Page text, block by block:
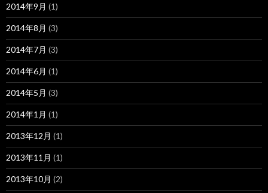
2014年9月 (1)
2014年8月 (3)
2014年7月 (3)
2014年6月 (1)
2014年5月 (3)
2014年1月 (1)
2013年12月 (1)
2013年11月 (1)
2013年10月 (2)